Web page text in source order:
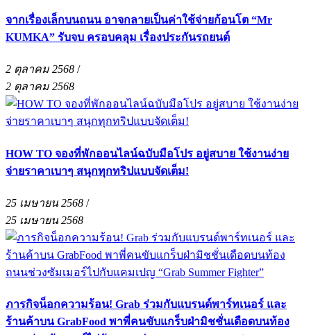
จากเรื่องเล็กบนถนน อาจกลายเป็นค่าใช้จ่ายก้อนโต “Mr
KUMKA” รับจบ ครอบคลุม เรื่องประกันรถยนต์
2 ตุลาคม 2568 /
2 ตุลาคม 2568
HOW TO จองที่พักออนไลน์ฉบับมือโปร อยู่สบาย ใช้งานง่าย
จ่ายราคาเบาๆ สนุกทุกทริปแบบจัดเต็ม!
25 เมษายน 2568 /
25 เมษายน 2568
ภารกิจน็อกความร้อน! Grab ร่วมกับแบรนด์พาร์ทเนอร์ และ
ร้านค้าบน GrabFood พาพี่คนขับแกร็บฝ่ามิชชั่นเดือดบนท้อง